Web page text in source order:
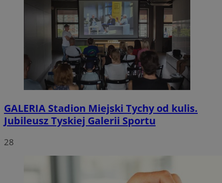
GALERIA Stadion Miejski Tychy od kulis.
Jubileusz Tyskiej Galerii Sportu
28